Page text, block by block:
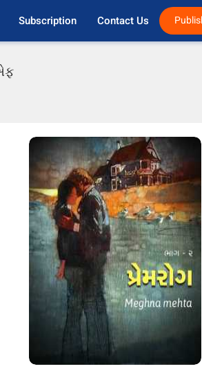
Subscription Contact Us